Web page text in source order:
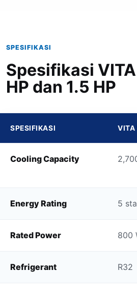
SPESIFIKASI
Spesifikasi
HP dan 1.5 HP
SPESIFIKASI VITA
Cooling Capacity
Energy Rating 5
Rated Power 800
Refrigerant R32